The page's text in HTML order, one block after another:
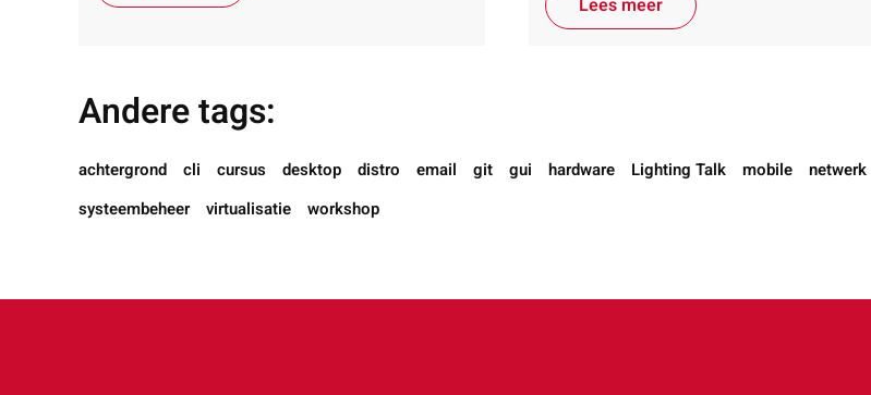
Lees meer
Andere tags:
achtergrond cli cursus desktop distro email git gui hardware Lighting Talk mobile netwerk
systeembeheer
virtualisatie workshop